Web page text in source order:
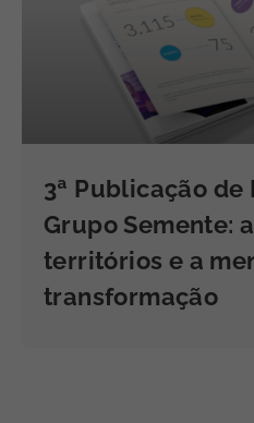
3ª Publicação de
Grupo Semente:
territórios e a
transformação